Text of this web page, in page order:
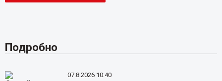
Подробно
07.8.2026 10:40